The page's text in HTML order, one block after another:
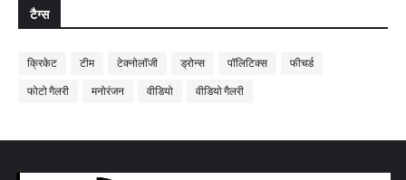
टैग्स
क्रिकेट टीम टेक्नोलॉजी ड्रोन्स पॉलिटिक्स फीचर्ड
फोटो गैलरी मनोरंजन वीडियो वीडियो गैलरी